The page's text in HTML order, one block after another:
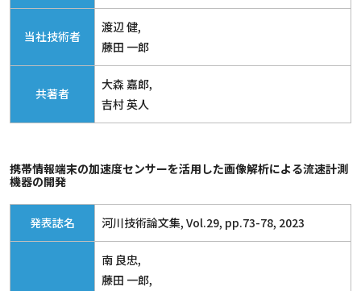
当社技術者
渡辺 健,
藤田 一郎
共著者
大森 嘉郎,
吉村 英人
携帯情報端末の加速度センサーを活用した画像解析による流速計測
機器の開発
発表誌名 河川技術論文集, Vol.29, pp.73-78, 2023
南 良忠,
藤田 一郎,